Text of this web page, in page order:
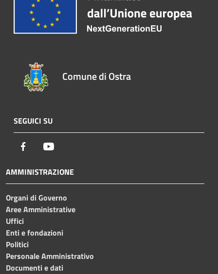
Comune di Ostra
SEGUICI SU
Facebook
AMMINISTRAZIONE
Organi di Governo
Aree Amministrative
Uffici
Enti e fondazioni
Politici
Personale Amministrativo
Documenti e dati